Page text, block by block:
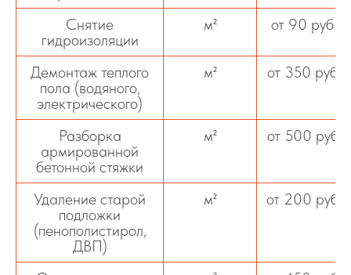
Снятие
гидроизоляции
м² от 90 руб
Демонтаж теплого
пола (водяного,
электрического)
м² от 350 руб
Разборка
армированной
бетонной стяжки
м² от 500 руб
Удаление старой
подложки
(пенополистирол,
ДВП)
м² от 200 руб